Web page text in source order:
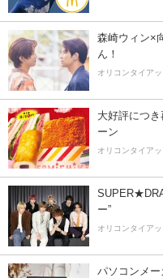
森崎ウィン×
ん！
オリコンタイア
大好評につ
ーン
オリコンタイア
ー”
オリコンタイア
パソコンメ